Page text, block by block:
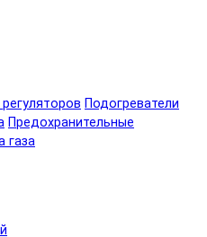
Подогреватели
Предохранительные
газа